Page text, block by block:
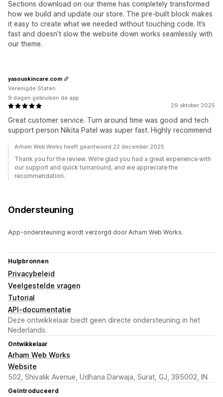
Sections download on our theme has completely transformed
how we build and update our store. The pre-built block makes
it easy to create what we needed without touching code. It’s
fast and doesn’t slow the website down works seamlessly with
our theme.
29 oktober 2025
Great customer service. Turn around time was good and tech
support person Nikita Patel was super fast. Highly recommend
yasouskincare.com
Verenigde Staten
9 dagen gebruiken de app
Arham Web Works heeft geantwoord 22 december 2025
Thank you for the review. We’re glad you had a great experience with
our support and quick turnaround, and we appreciate the
recommendation.
Ondersteuning
App-ondersteuning wordt verzorgd door Arham Web Works.
Hulpbronnen
Privacybeleid
Veelgestelde vragen
Tutorial
API-documentatie
Deze ontwikkelaar biedt geen directe ondersteuning in het
Nederlands.
Ontwikkelaar
Arham Web Works
Website
502, Shivalik Avenue, Udhana Darwaja, Surat, GJ, 395002, IN
Geïntroduceerd